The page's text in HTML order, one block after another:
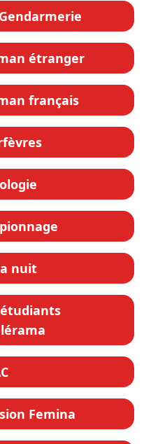
étranger
français
nuit
Femina